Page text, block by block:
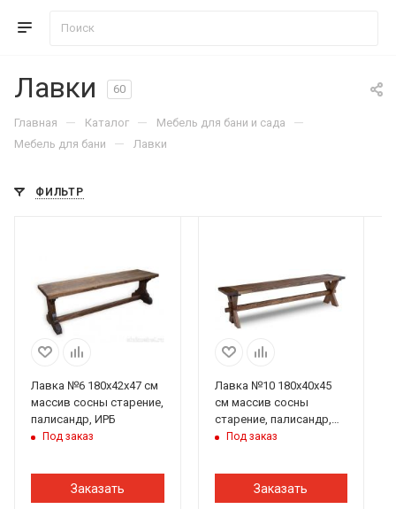
Лавки 60
Главная — Каталог — Мебель для бани и сада —
Мебель для бани — Лавки
ФИЛЬТР
Лавка №6 180х42х47 см
массив сосны старение,
палисандр, ИРБ
Под заказ
Заказать
Лавка №10 180х40х45
см массив сосны
старение, палисандр,
ИРБПод заказ
Заказать